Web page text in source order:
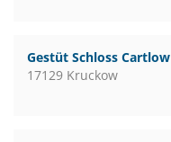
Gestüt Schloss Cartlow
17129 Kruckow